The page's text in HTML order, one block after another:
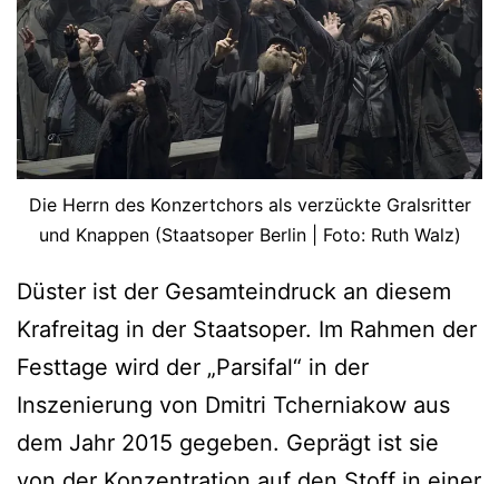
Die Herrn des Konzertchors als verzückte Gralsritter
und Knappen (Staatsoper Berlin | Foto: Ruth Walz)
Düster ist der Gesamteindruck an diesem
Krafreitag in der Staatsoper. Im Rahmen der
Festtage wird der „Parsifal“ in der
Inszenierung von Dmitri Tcherniakow aus
dem Jahr 2015 gegeben. Geprägt ist sie